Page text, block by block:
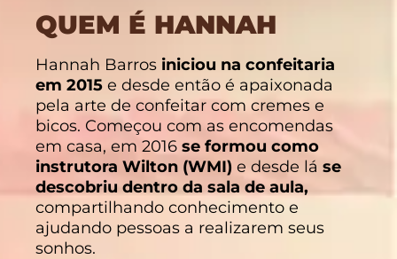
QUEM É HANNAH
Hannah Barros iniciou na confeitaria
em 2015 e desde então é apaixonada
pela arte de confeitar com cremes e
bicos. Começou com as encomendas
em casa, em 2016 se formou como
instrutora Wilton (WMI) e desde lá se
descobriu dentro da sala de aula,
compartilhando conhecimento e
ajudando pessoas a realizarem seus
sonhos.